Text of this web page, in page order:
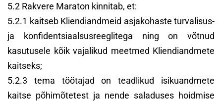
5.2 Rakvere Maraton kinnitab, et:
5.2.1 kaitseb Kliendiandmeid asjakohaste turvalisus-
ja konfidentsiaalsusreeglitega ning on võtnud
kasutusele kõik vajalikud meetmed Kliendiandmete
kaitseks;
5.2.3 tema töötajad on teadlikud isikuandmete
kaitse põhimõtetest ja nende saladuses hoidmise